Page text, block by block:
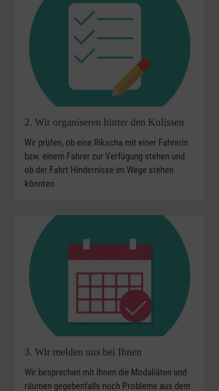
2. Wir organiseren hinter den Kulissen
Wir prüfen, ob eine Rikscha mit einer Fahrerin
bzw. einem Fahrer zur Verfügung stehen und
ob der Fahrt Hindernisse im Wege stehen
könnten
3. Wir melden uns bei Ihnen
Wir besprechen mit Ihnen die Modaliäten und
räumen gegebenfalls noch Probleme aus dem